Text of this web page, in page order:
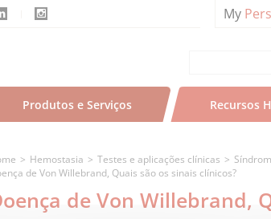
My
Produtos e Serviços Recursos
Hemostasia Testes e aplicações clínicas
de Von Willebrand, Quais são os sinais clínicos?
de Von Willebrand,